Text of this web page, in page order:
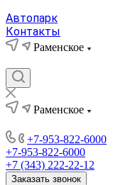
Автопарк
Контакты
Раменское
Раменское
+7-953-822-6000
+7-953-822-6000
+7 (343) 222-22-12
Заказать звонок